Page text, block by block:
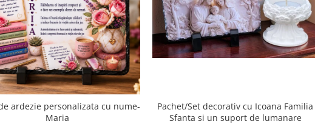
ardezie personalizata cu nume-
Maria
Pachet/Set decorativ cu Icoana Familia
Sfanta si un suport de lumanare